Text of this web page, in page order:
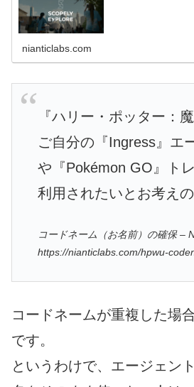
nianticlabs.com
『ハリー・ポッター：
ご自分の『Ingress』エ
や『Pokémon GO』ト
利用されたいとお考え
コードネーム（お名前）の確保 –
https://nianticlabs.com/hpwu-
コードネームが重複した場
です。
というわけで、エージェン